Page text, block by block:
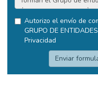
Autorizo el envío de
GRUPO DE
Privacidad